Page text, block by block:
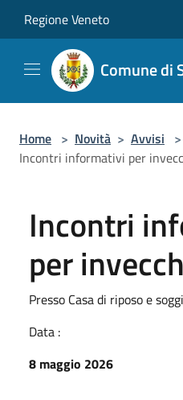
Regione Veneto
Comune di
Home > Novità > Avvisi >
Incontri informativi per
Incontri
per
Presso Casa di riposo e
Data :
8 maggio 2026